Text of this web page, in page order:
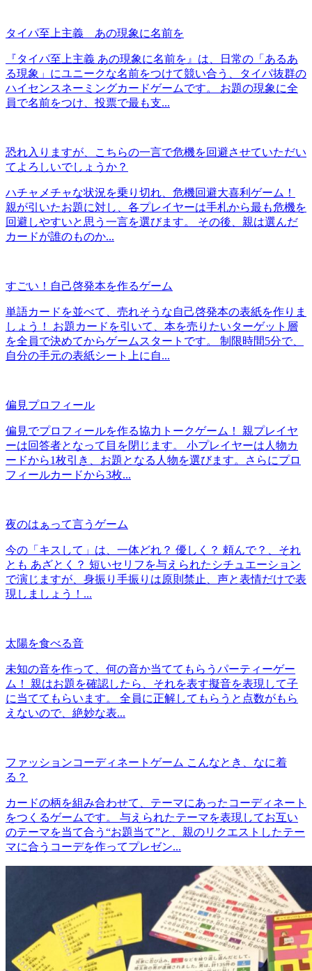
タイパ至上主義 あの現象に名前を
『タイパ至上主義 あの現象に名前を』は、日常の「あるあ
る現象」にユニークな名前をつけて競い合う、タイパ抜群の
ハイセンスネーミングカードゲームです。 お題の現象に全
員で名前をつけ、投票で最も支...
恐れ入りますが、こちらの一言で危機を回避させていただい
てよろしいでしょうか？
ハチャメチャな状況を乗り切れ、危機回避大喜利ゲーム！
親が引いたお題に対し、各プレイヤーは手札から最も危機を
回避しやすいと思う一言を選びます。 その後、親は選んだ
カードが誰のものか...
すごい！自己啓発本を作るゲーム
単語カードを並べて、売れそうな自己啓発本の表紙を作りま
しょう！ お題カードを引いて、本を売りたいターゲット層
を全員で決めてからゲームスタートです。 制限時間5分で、
自分の手元の表紙シート上に自...
偏見プロフィール
偏見でプロフィールを作る協力トークゲーム！ 親プレイヤ
ーは回答者となって目を閉じます。 小プレイヤーは人物カ
ードから1枚引き、お題となる人物を選びます。さらにプロ
フィールカードから3枚...
夜のはぁって言うゲーム
今の「キスして」は、一体どれ？ 優しく？ 頼んで？、それ
とも あざとく？ 短いセリフを与えられたシチュエーション
で演じますが、身振り手振りは原則禁止、声と表情だけで表
現しましょう！...
太陽を食べる音
未知の音を作って、何の音か当ててもらうパーティーゲー
ム！ 親はお題を確認したら、それを表す擬音を表現して子
に当ててもらいます。 全員に正解してもらうと点数がもら
えないので、絶妙な表...
ファッションコーディネートゲーム こんなとき、なに着
る？
カードの柄を組み合わせて、テーマにあったコーディネート
をつくるゲームです。 与えられたテーマを表現してお互い
のテーマを当て合う“お題当て”と、親のリクエストしたテー
マに合うコーデを作ってプレゼン...